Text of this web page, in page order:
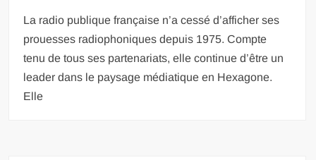
La radio publique française n’a cessé d’afficher ses
prouesses radiophoniques depuis 1975. Compte
tenu de tous ses partenariats, elle continue d’être un
leader dans le paysage médiatique en Hexagone.
Elle